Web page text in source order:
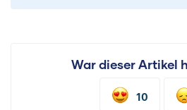
War dieser Artikel
10